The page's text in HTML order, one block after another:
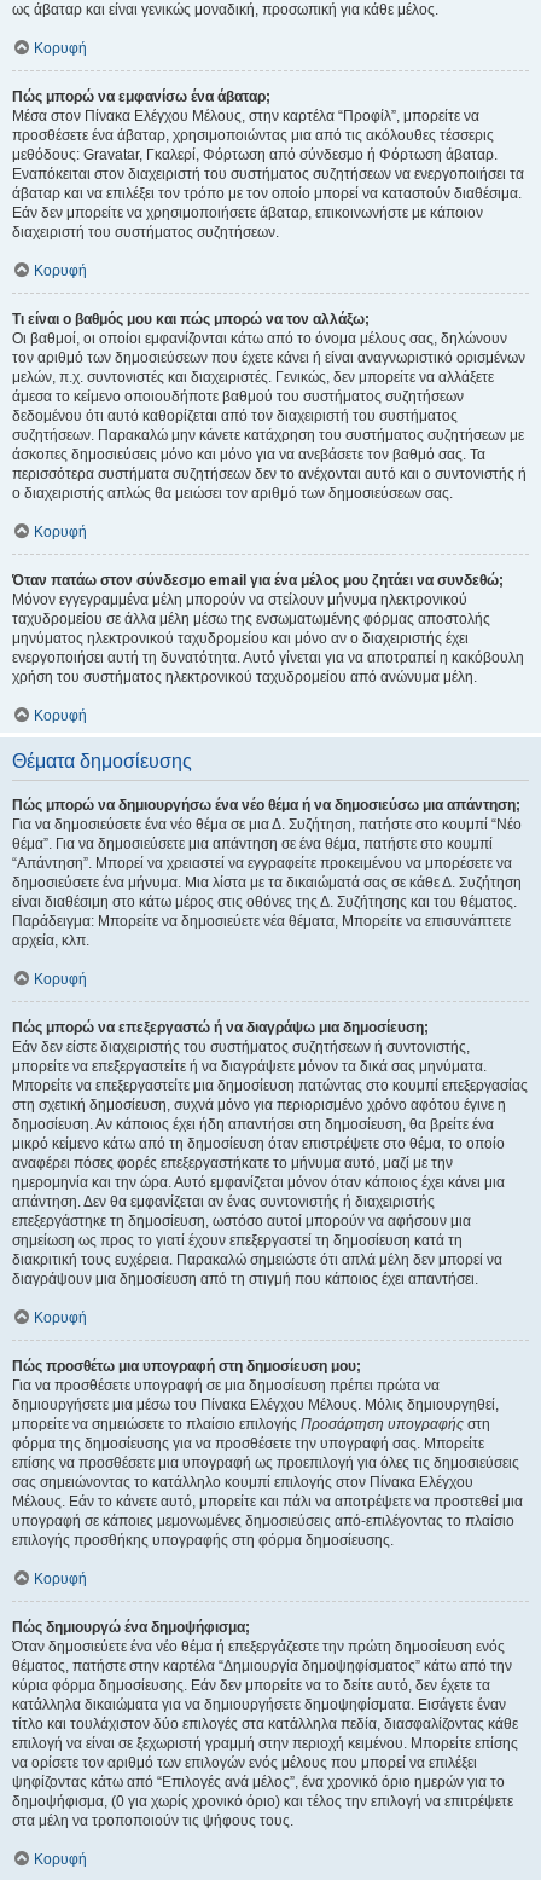
ως άβαταρ και είναι γενικώς μοναδική, προσωπική για κάθε μέλος.
Κορυφή
Πώς μπορώ να εμφανίσω ένα άβαταρ;
Μέσα στον Πίνακα Ελέγχου Μέλους, στην καρτέλα “Προφίλ”, μπορείτε να
προσθέσετε ένα άβαταρ, χρησιμοποιώντας μια από τις ακόλουθες τέσσερις
μεθόδους: Gravatar, Γκαλερί, Φόρτωση από σύνδεσμο ή Φόρτωση άβαταρ.
Εναπόκειται στον διαχειριστή του συστήματος συζητήσεων να ενεργοποιήσει τα
άβαταρ και να επιλέξει τον τρόπο με τον οποίο μπορεί να καταστούν διαθέσιμα.
Εάν δεν μπορείτε να χρησιμοποιήσετε άβαταρ, επικοινωνήστε με κάποιον
διαχειριστή του συστήματος συζητήσεων.
Κορυφή
Τι είναι ο βαθμός μου και πώς μπορώ να τον αλλάξω;
Οι βαθμοί, οι οποίοι εμφανίζονται κάτω από το όνομα μέλους σας, δηλώνουν
τον αριθμό των δημοσιεύσεων που έχετε κάνει ή είναι αναγνωριστικό ορισμένων
μελών, π.χ. συντονιστές και διαχειριστές. Γενικώς, δεν μπορείτε να αλλάξετε
άμεσα το κείμενο οποιουδήποτε βαθμού του συστήματος συζητήσεων
δεδομένου ότι αυτό καθορίζεται από τον διαχειριστή του συστήματος
συζητήσεων. Παρακαλώ μην κάνετε κατάχρηση του συστήματος συζητήσεων με
άσκοπες δημοσιεύσεις μόνο και μόνο για να ανεβάσετε τον βαθμό σας. Τα
περισσότερα συστήματα συζητήσεων δεν το ανέχονται αυτό και ο συντονιστής ή
ο διαχειριστής απλώς θα μειώσει τον αριθμό των δημοσιεύσεων σας.
Κορυφή
Όταν πατάω στον σύνδεσμο email για ένα μέλος μου ζητάει να συνδεθώ;
Μόνον εγγεγραμμένα μέλη μπορούν να στείλουν μήνυμα ηλεκτρονικού
ταχυδρομείου σε άλλα μέλη μέσω της ενσωματωμένης φόρμας αποστολής
μηνύματος ηλεκτρονικού ταχυδρομείου και μόνο αν ο διαχειριστής έχει
ενεργοποιήσει αυτή τη δυνατότητα. Αυτό γίνεται για να αποτραπεί η κακόβουλη
χρήση του συστήματος ηλεκτρονικού ταχυδρομείου από ανώνυμα μέλη.
Κορυφή
Θέματα δημοσίευσης
Πώς μπορώ να δημιουργήσω ένα νέο θέμα ή να δημοσιεύσω μια απάντηση;
Για να δημοσιεύσετε ένα νέο θέμα σε μια Δ. Συζήτηση, πατήστε στο κουμπί “Νέο
θέμα”. Για να δημοσιεύσετε μια απάντηση σε ένα θέμα, πατήστε στο κουμπί
“Απάντηση”. Μπορεί να χρειαστεί να εγγραφείτε προκειμένου να μπορέσετε να
δημοσιεύσετε ένα μήνυμα. Μια λίστα με τα δικαιώματά σας σε κάθε Δ. Συζήτηση
είναι διαθέσιμη στο κάτω μέρος στις οθόνες της Δ. Συζήτησης και του θέματος.
Παράδειγμα: Μπορείτε να δημοσιεύετε νέα θέματα, Μπορείτε να επισυνάπτετε
αρχεία, κλπ.
Κορυφή
Πώς μπορώ να επεξεργαστώ ή να διαγράψω μια δημοσίευση;
Εάν δεν είστε διαχειριστής του συστήματος συζητήσεων ή συντονιστής,
μπορείτε να επεξεργαστείτε ή να διαγράψετε μόνον τα δικά σας μηνύματα.
Μπορείτε να επεξεργαστείτε μια δημοσίευση πατώντας στο κουμπί επεξεργασίας
στη σχετική δημοσίευση, συχνά μόνο για περιορισμένο χρόνο αφότου έγινε η
δημοσίευση. Αν κάποιος έχει ήδη απαντήσει στη δημοσίευση, θα βρείτε ένα
μικρό κείμενο κάτω από τη δημοσίευση όταν επιστρέψετε στο θέμα, το οποίο
αναφέρει πόσες φορές επεξεργαστήκατε το μήνυμα αυτό, μαζί με την
ημερομηνία και την ώρα. Αυτό εμφανίζεται μόνον όταν κάποιος έχει κάνει μια
απάντηση. Δεν θα εμφανίζεται αν ένας συντονιστής ή διαχειριστής
επεξεργάστηκε τη δημοσίευση, ωστόσο αυτοί μπορούν να αφήσουν μια
σημείωση ως προς το γιατί έχουν επεξεργαστεί τη δημοσίευση κατά τη
διακριτική τους ευχέρεια. Παρακαλώ σημειώστε ότι απλά μέλη δεν μπορεί να
διαγράψουν μια δημοσίευση από τη στιγμή που κάποιος έχει απαντήσει.
Κορυφή
Πώς προσθέτω μια υπογραφή στη δημοσίευση μου;
Για να προσθέσετε υπογραφή σε μια δημοσίευση πρέπει πρώτα να
δημιουργήσετε μια μέσω του Πίνακα Ελέγχου Μέλους. Μόλις δημιουργηθεί,
μπορείτε να σημειώσετε το πλαίσιο επιλογής Προσάρτηση υπογραφής στη
φόρμα της δημοσίευσης για να προσθέσετε την υπογραφή σας. Μπορείτε
επίσης να προσθέσετε μια υπογραφή ως προεπιλογή για όλες τις δημοσιεύσεις
σας σημειώνοντας το κατάλληλο κουμπί επιλογής στον Πίνακα Ελέγχου
Μέλους. Εάν το κάνετε αυτό, μπορείτε και πάλι να αποτρέψετε να προστεθεί μια
υπογραφή σε κάποιες μεμονωμένες δημοσιεύσεις από-επιλέγοντας το πλαίσιο
επιλογής προσθήκης υπογραφής στη φόρμα δημοσίευσης.
Κορυφή
Πώς δημιουργώ ένα δημοψήφισμα;
Όταν δημοσιεύετε ένα νέο θέμα ή επεξεργάζεστε την πρώτη δημοσίευση ενός
θέματος, πατήστε στην καρτέλα “Δημιουργία δημοψηφίσματος” κάτω από την
κύρια φόρμα δημοσίευσης. Εάν δεν μπορείτε να το δείτε αυτό, δεν έχετε τα
κατάλληλα δικαιώματα για να δημιουργήσετε δημοψηφίσματα. Εισάγετε έναν
τίτλο και τουλάχιστον δύο επιλογές στα κατάλληλα πεδία, διασφαλίζοντας κάθε
επιλογή να είναι σε ξεχωριστή γραμμή στην περιοχή κειμένου. Μπορείτε επίσης
να ορίσετε τον αριθμό των επιλογών ενός μέλους που μπορεί να επιλέξει
ψηφίζοντας κάτω από “Επιλογές ανά μέλος”, ένα χρονικό όριο ημερών για το
δημοψήφισμα, (0 για χωρίς χρονικό όριο) και τέλος την επιλογή να επιτρέψετε
στα μέλη να τροποποιούν τις ψήφους τους.
Κορυφή